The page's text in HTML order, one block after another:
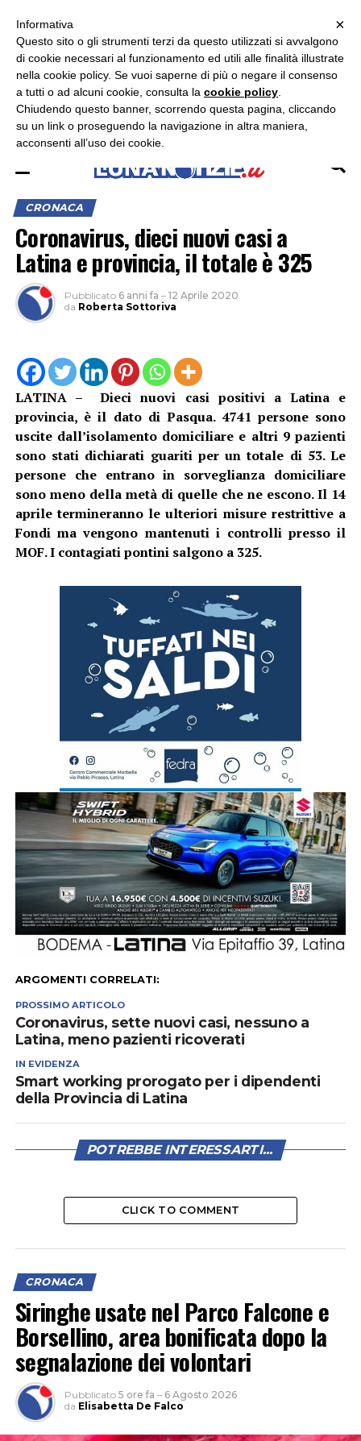
ASCOLTA RADIO LUNA
CRONACA
Coronavirus, dieci nuovi casi a
Latina e provincia, il totale è 325
Pubblicato 6 anni fa – 12 Aprile 2020
da Roberta Sottoriva
LATINA – Dieci nuovi casi positivi a Latina e
provincia, è il dato di Pasqua. 4741 persone sono
uscite dall’isolamento domiciliare e altri 9 pazienti
sono stati dichiarati guariti per un totale di 53. Le
persone che entrano in sorveglianza domiciliare
sono meno della metà di quelle che ne escono. Il 14
aprile termineranno le ulteriori misure restrittive a
Fondi ma vengono mantenuti i controlli presso il
MOF. I contagiati pontini salgono a 325.
ARGOMENTI CORRELATI:
PROSSIMO ARTICOLO
Coronavirus, sette nuovi casi, nessuno a
Latina, meno pazienti ricoverati
IN EVIDENZA
Smart working prorogato per i dipendenti
della Provincia di Latina
POTREBBE INTERESSARTI...
CLICK TO COMMENT
CRONACA
Siringhe usate nel Parco Falcone e
Borsellino, area bonificata dopo la
segnalazione dei volontari
Pubblicato 5 ore fa – 6 Agosto 2026
da Elisabetta De Falco
×
×
Informativa
Questo sito o gli strumenti terzi da questo utilizzati si avvalgono
di cookie necessari al funzionamento ed utili alle finalità illustrate
nella cookie policy. Se vuoi saperne di più o negare il consenso
a tutti o ad alcuni cookie, consulta la cookie policy
Chiudendo questo banner, scorrendo questa pagina, cliccando
su un link o proseguendo la navigazione in altra maniera,
acconsenti all’uso dei cookie.